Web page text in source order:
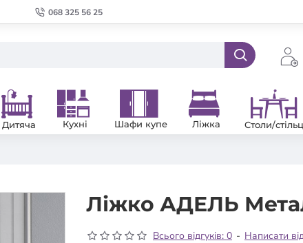
068 325 56 25
Дитяча Кухні Шафи купе Ліжка Столи/
Ліжко АДЕЛЬ
Всього відгуків: 0 - Написати